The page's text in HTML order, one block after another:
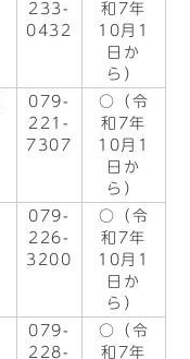
233-
0432
和7年
10月1
日か
ら）
079-
221-
7307
○（令
和7年
10月1
日か
ら）
079-
226-
3200
○（令
和7年
10月1
日か
ら）
079-
228-
○（令
和7年